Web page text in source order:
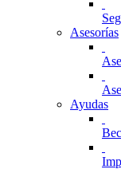
Asesorías
Ayudas